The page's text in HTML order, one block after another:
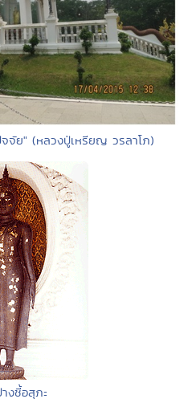
จัย" (หลวงปู่เหรียญ วรลาโภ)
งชี้อสุภะ